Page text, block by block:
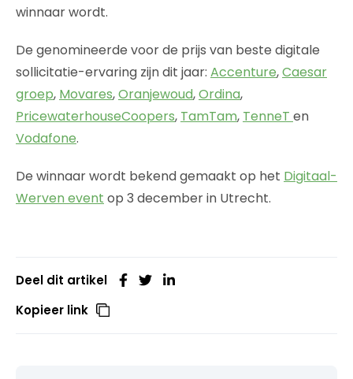
winnaar wordt.
De genomineerde voor de prijs van beste digitale
sollicitatie-ervaring zijn dit jaar: Accenture,Caesar
groep, Movares,Oranjewoud,Ordina,
PricewaterhouseCoopers, TamTam, TenneT en
Vodafone.
De winnaar wordt bekend gemaakt op het Digitaal-
Werven event op 3 december in Utrecht.
Deel dit artikel
Kopieer link